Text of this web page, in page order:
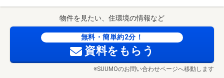
物件を見たい、住環境の情報など
無料・簡単約2分！
資料をもらう
※SUUMOのお問い合わせページへ移動します